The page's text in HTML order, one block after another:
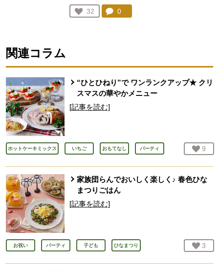
お気に入り登録：
32
人が登録
コメント：
0
関連コラム
“ひとひねり”で ワンランクアップ★ クリ
スマスの華やかメニュー
[記事を読む]
ホットケーキミックス いちご おもてなし パーティ お気
9
家族団らんでおいしく楽しく♪ 春色ひな
まつりごはん
[記事を読む]
お祝い パーティ 子ども ひなまつり お気
3